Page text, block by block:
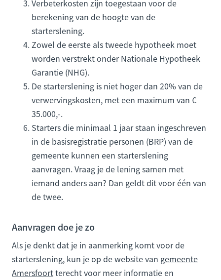
Verbeterkosten zijn toegestaan voor de
berekening van de hoogte van de
starterslening.
Zowel de eerste als tweede hypotheek moet
worden verstrekt onder Nationale Hypotheek
Garantie (NHG).
De starterslening is niet hoger dan 20% van de
verwervingskosten, met een maximum van €
35.000,-.
Starters die minimaal 1 jaar staan ingeschreven
in de basisregistratie personen (BRP) van de
gemeente kunnen een starterslening
aanvragen. Vraag je de lening samen met
iemand anders aan? Dan geldt dit voor één van
de twee.
Aanvragen doe je zo
Als je denkt dat je in aanmerking komt voor de
starterslening, kun je op de website van gemeente
Amersfoortterecht voor meer informatie en